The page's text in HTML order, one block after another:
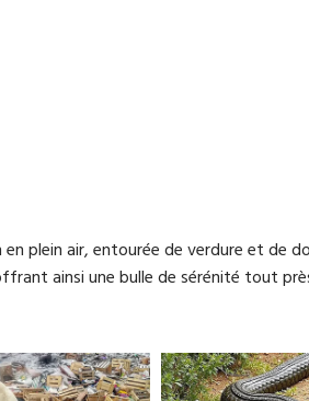
plein air, entourée de verdure et de
ainsi une bulle de sérénité tout